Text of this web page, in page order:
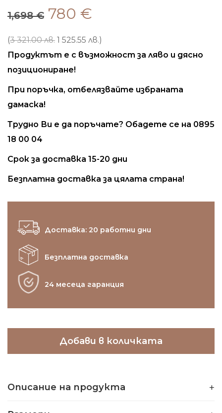
1,698€ Original
was:
1,698 €.
780 €
е:
780 €.
(3 321.00 лв. 1 525.55 лв.)
Продуктът е с възможност за ляво и дясно
позициониране!
При поръчка, отбелязвайте избраната
дамаска!
Трудно Ви е да поръчате? Обадете се на 0895
18 00 04
Срок за доставка 15-20 дни
Безплатна доставка за цялата страна!
Доставка: 20 работни дни
Безплатна доставка
24 месеца гаранция
Добави в количката
Описание на продукта